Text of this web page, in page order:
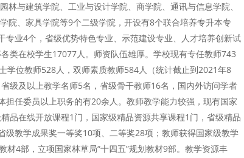
与建筑学院、工业与设计学院、商学院、通讯与信息学院、
院、家具学院等9个二级学院，开设有8个联合培养专升本专
业4个，省级优势特色专业、示范建设专业、人才培养创新试
类在校学生17077人。师资队伍雄厚。学校现有专任教师743
学位教师528人，双师素质教师584人（统计截止到2021年8
级及以上教学名师5名，省级骨干教师16名，国内外访问学者
任委员以上职务的有20余人。教师教学能力较强，现有国家
品在线开放课程1门，国家级精品资源共享课程1门，省级精品
教学成果奖一等奖10项、二等奖28项；教师获得国家级教学
材4部，立项国家林草局“十四五”规划教材9部。教学资源丰